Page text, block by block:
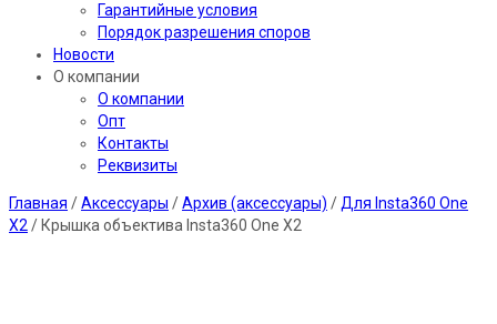
Гарантийные условия
Порядок разрешения споров
Новости
О компании
О компании
Опт
Контакты
Реквизиты
Главная /Аксессуары /Архив (аксессуары) / Для Insta360 One
X2 / Крышка объектива Insta360 One X2